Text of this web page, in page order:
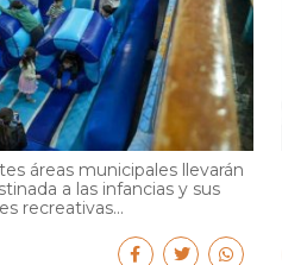
áreas municipales llevarán
a las infancias y sus
recreativas...